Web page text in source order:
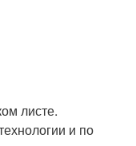
листе.
и по